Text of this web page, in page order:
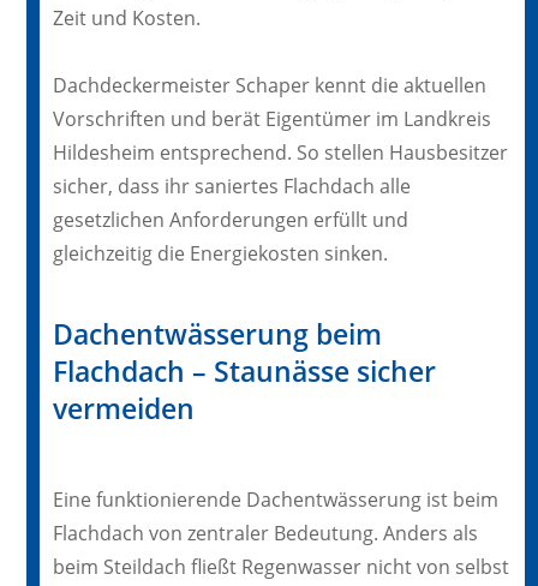
Zeit und Kosten.
Dachdeckermeister Schaper kennt die aktuellen
Vorschriften und berät Eigentümer im Landkreis
Hildesheim entsprechend. So stellen Hausbesitzer
sicher, dass ihr saniertes Flachdach alle
gesetzlichen Anforderungen erfüllt und
gleichzeitig die Energiekosten sinken.
Dachentwässerung beim
Flachdach – Staunässe sicher
vermeiden
Eine funktionierende Dachentwässerung ist beim
Flachdach von zentraler Bedeutung. Anders als
beim Steildach fließt Regenwasser nicht von selbst